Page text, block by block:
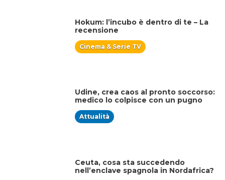
Hokum: l’incubo è dentro di te – La
recensione
Cinema & Serie TV
Udine, crea caos al pronto soccorso:
medico lo colpisce con un pugno
Attualità
Ceuta, cosa sta succedendo
nell’enclave spagnola in Nordafrica?